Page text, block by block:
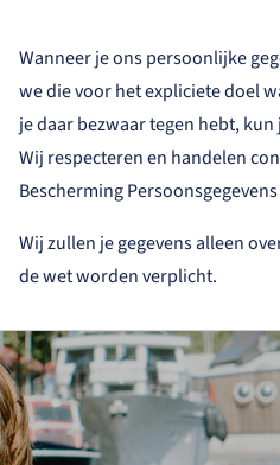
Wanneer je ons persoonlijke
we die voor het expliciete doel
je daar bezwaar tegen hebt,
Wij respecteren en handelen
Bescherming
Wij zullen je gegevens alleen
de wet worden verplicht.